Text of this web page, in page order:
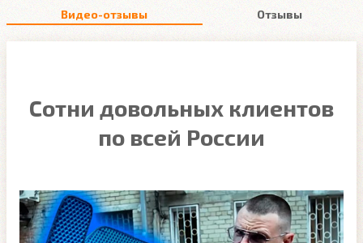
Видео-отзывы Отзывы
Сотни довольных клиентов
по всей России